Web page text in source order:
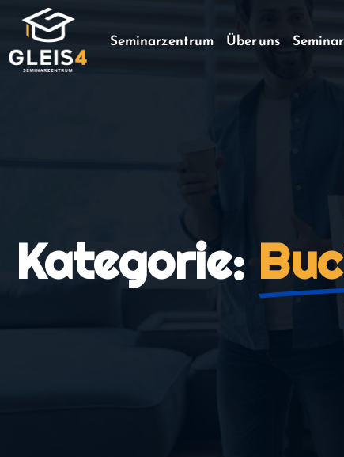
Seminarzentrum Über uns
Kategorie: